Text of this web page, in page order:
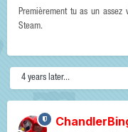
Premièrement tu as un
Steam.
4 years later...